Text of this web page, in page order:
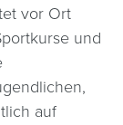
vor Ort
und
auf